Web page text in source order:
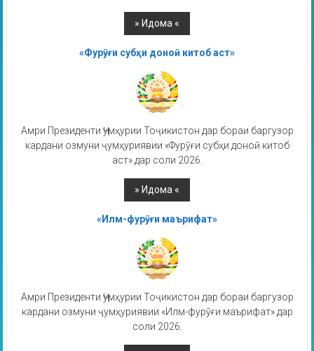
«Фурӯғи субҳи доноӣ китоб аст»
Амри Президенти Ҷумҳурии Тоҷикистон дар бораи баргузор
кардани озмуни ҷумҳуриявии «Фурӯғи субҳи доноӣ китоб
аст» дар соли 2026.
«Илм-фурӯғи маърифат»
Амри Президенти Ҷумҳурии Тоҷикистон дар бораи баргузор
кардани озмуни ҷумҳуриявии «Илм-фурӯғи маърифат» дар
соли 2026.